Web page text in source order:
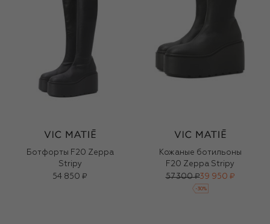
Ботфорты F20 Zeppa
Stripy
54 850 ₽
Кожаные ботильоны
F20 Zeppa Stripy
57 300 ₽39 950 ₽
-30%